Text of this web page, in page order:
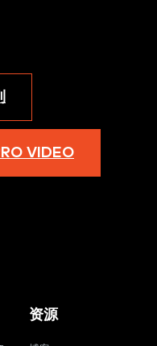
VIDEO
资源